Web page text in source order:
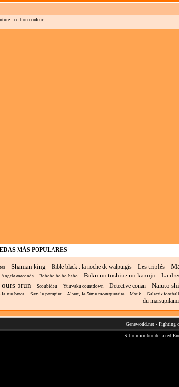
- édition couleur
MÁS POPULARES
Shaman king Bible black : la noche de walpurgis Les triplés
Angela anaconda Bobobo-bo bo-bobo Boku no toshiue no kanojo La
ours brun Scoubidou Yuuwaku countdown Detective conan Naruto
la rue broca Sam le pompier Albert, le 5ème mousquetaire Mouk Galactik football
du marsupilami
Geneworld.net- Fighting
Sitio miembro de la red